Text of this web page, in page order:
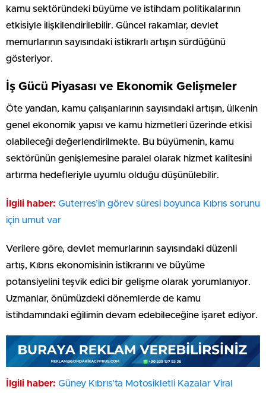
kamu sektöründeki büyüme ve istihdam politikalarının
etkisiyle ilişkilendirilebilir. Güncel rakamlar, devlet
memurlarının sayısındaki istikrarlı artışın sürdüğünü
gösteriyor.
İş Gücü Piyasası ve Ekonomik Gelişmeler
Öte yandan, kamu çalışanlarının sayısındaki artışın, ülkenin
genel ekonomik yapısı ve kamu hizmetleri üzerinde etkisi
olabileceği değerlendirilmekte. Bu büyümenin, kamu
sektörünün genişlemesine paralel olarak hizmet kalitesini
artırma hedefleriyle uyumlu olduğu düşünülebilir.
İlgili haber: Guterres’in görev süresi boyunca Kıbrıs sorunu
için umut var
Verilere göre, devlet memurlarının sayısındaki düzenli
artış, Kıbrıs ekonomisinin istikrarını ve büyüme
potansiyelini teşvik edici bir gelişme olarak yorumlanıyor.
Uzmanlar, önümüzdeki dönemlerde de kamu
istihdamındaki eğilimin devam edebileceğine işaret ediyor.
İlgili haber: Güney Kıbrıs’ta Motosikletli Kazalar Viral